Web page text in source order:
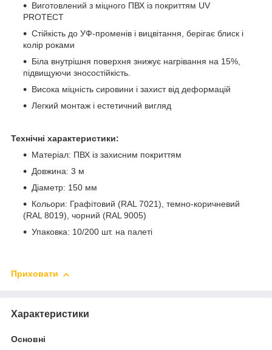
Виготовлений з міцного ПВХ із покриттям UV
PROTECT
Стійкість до УФ-променів і вицвітання, берігає блиск і
колір роками
Біла внутрішня поверхня знижує нагрівання на 15%,
підвищуючи зносостійкість.
Висока міцність сировини і захист від деформацій
Легкий монтаж і естетичний вигляд
Технічні характеристики:
Матеріал: ПВХ із захисним покриттям
Довжина: 3 м
Діаметр: 150 мм
Кольори: Графітовий (RAL 7021), темно-коричневий
(RAL 8019), чорний (RAL 9005)
Упаковка: 10/200 шт. на палеті
Приховати
Характеристики
Основні